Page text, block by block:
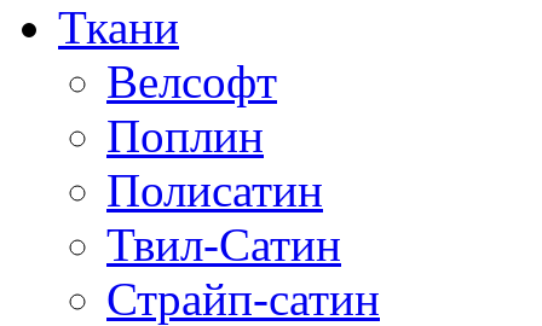
Ткани
Велсофт
Поплин
Полисатин
Твил-Сатин
Страйп-сатин